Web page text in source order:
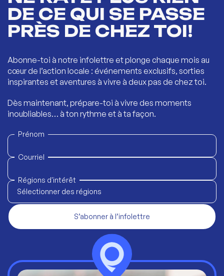
DE CE QUI SE PASSE
PRÈS DE CHEZ TOI!
Abonne-toi à notre infolettre et plonge chaque mois au
cœur de l’action locale : événements exclusifs, sorties
inspirantes et aventures à vivre à deux pas de chez toi.
Dès maintenant, prépare-toi à vivre des moments
inoubliables… à ton rythme et à ta façon.
Prénom
Courriel
Régions d'intérêt
Sélectionner des régions
S’abonner à l’infolettre